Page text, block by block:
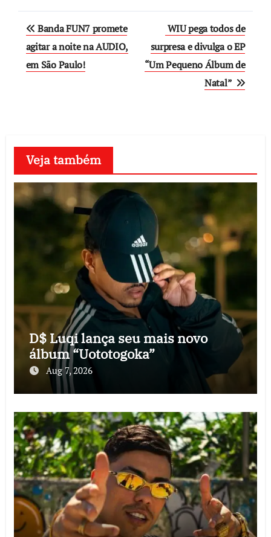
Post
navigation
Banda FUN7 promete
agitar a noite na AUDIO,
em São Paulo!
WIU pega todos de
surpresa e divulga o EP
“Um Pequeno Álbum de
Natal”
Veja também
D$ Luqi lança seu mais novo
álbum “Uototogoka”
Aug 7, 2026